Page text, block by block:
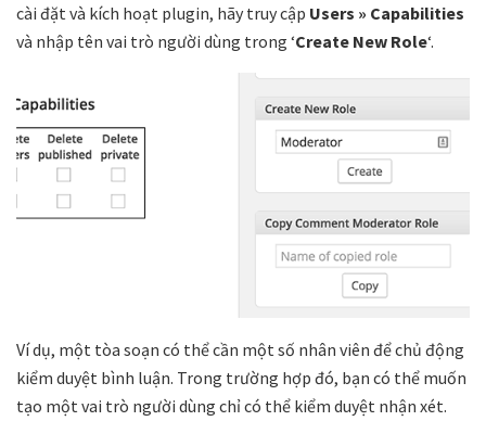
cài đặt và kích hoạt plugin, hãy truy cập Users » Capabilities
và nhập tên vai trò người dùng trong ‘Create New Role‘.
Ví dụ, một tòa soạn có thể cần một số nhân viên để chủ động
kiểm duyệt bình luận. Trong trường hợp đó, bạn có thể muốn
tạo một vai trò người dùng chỉ có thể kiểm duyệt nhận xét.